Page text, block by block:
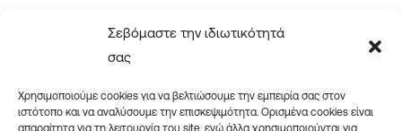
Σεβόμαστε την ιδιωτικότητά
σας
Χρησιμοποιούμε cookies για να βελτιώσουμε την εμπειρία σας στον
ιστότοπο και να αναλύσουμε την επισκεψιμότητα. Ορισμένα cookies είναι
2310 465660
info@issueprint.gr|ipsilou@gmail.com